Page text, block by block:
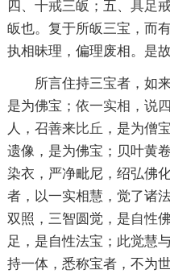
四、 十戒三皈；五、 具足
皈也。复于所皈三宝，而
执相昧理，偏理废相。是
所言住持三宝者，如来
是为佛宝；依一实相 ，说
人，召善来比丘 ，是为僧
遗像，是为佛宝；贝叶黄
染衣，严净毗尼，绍弘佛
者，以一实相慧，觉了诸
双照，三智圆觉，是自性
足，是自性法宝；此觉慧
持一体，悉称宝者，不为